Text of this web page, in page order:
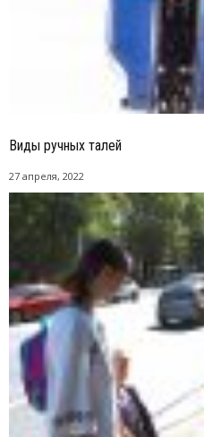
Виды ручных талей
27 апреля, 2022